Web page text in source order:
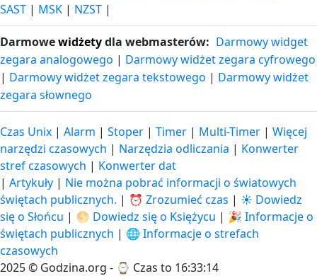
SAST | MSK | NZST |
Darmowewidżetydla webmasterów: Darmowy widget
zegara analogowego | Darmowy widżet zegara cyfrowego
| Darmowy widżet zegara tekstowego | Darmowy widżet
zegara słownego
Czas Unix | Alarm | Stoper | Timer | Multi-Timer | Więcej
narzędzi czasowych | Narzędzia odliczania | Konwerter
stref czasowych | Konwerter dat
| Artykuły | Nie można pobrać informacji o światowych
świętach publicznych. | ⏰ Zrozumieć czas | ☀️ Dowiedz
się o Słońcu | 🌕 Dowiedz się o Księżycu | 🎉 Informacje o
świętach publicznych | 🌐 Informacje o strefach
czasowych
2025 © Godzina.org - ⌚ Czas to 16:33:14